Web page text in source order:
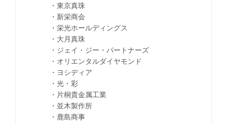
・東京真珠
・新栄商会
・栄光ホールディングス
・大月真珠
・ジェイ・ジー・パートナーズ
・オリエンタルダイヤモンド
・ヨシディア
・光・彩
・片桐貴金属工業
・並木製作所
・鹿島商事